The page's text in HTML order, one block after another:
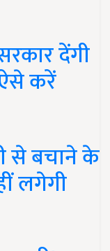
देंगी
करें
से बचाने के
लगेगी